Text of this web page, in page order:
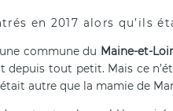
en 2017 alors qu’ils
commune du Maine-et-
depuis tout petit. Mais ce
autre que la mamie de